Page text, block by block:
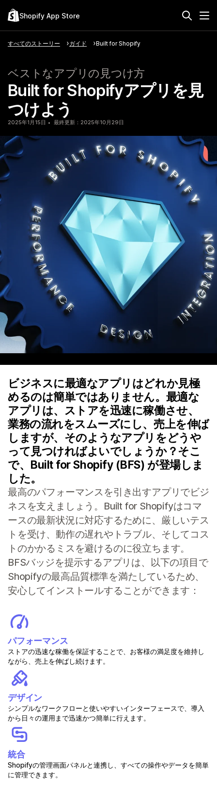
Shopify App Store
すべてのストーリー ガイド Built for Shopify
ベストなアプリの見つけ方
Built for Shopifyアプリを見
つけよう
2025年1月15日 最終更新：2025年10月29日
ビジネスに最適なアプリはどれか見極
めるのは簡単ではありません。最適な
アプリは、ストアを迅速に稼働させ、
業務の流れをスムーズにし、売上を伸ば
しますが、そのようなアプリをどうや
って見つければよいでしょうか？そこ
で、Built for Shopify (BFS) が登場しま
した。
最高のパフォーマンスを引き出すアプリでビジ
ネスを支えましょう。Built for Shopifyはコマ
ースの最新状況に対応するために、厳しいテス
トを受け、動作の遅れやトラブル、そしてコス
トのかかるミスを避けるのに役立ちます。
BFSバッジを提示するアプリは、以下の項目で
Shopifyの最高品質標準を満たしているため、
安心してインストールすることができます：
パフォーマンス
ストアの迅速な稼働を保証することで、お客様の満足度を維持し
ながら、売上を伸ばし続けます。
デザイン
シンプルなワークフローと使いやすいインターフェースで、導入
から日々の運用まで迅速かつ簡単に行えます。
統合
Shopifyの管理画面パネルと連携し、すべての操作やデータを簡単
に管理できます。